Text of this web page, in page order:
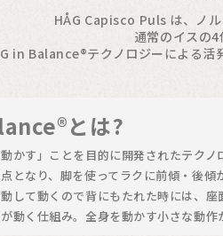
HÅG Capisco Puls は、ノル
通常のイスの4
in Balance®テクノロジーによる活
とは?
かす」ことを目的に開発されたテク
となり、脚を使ってラクに前傾・後傾
して動くので背にもたれた時には、
動く仕組み。全身を動かす小さな動